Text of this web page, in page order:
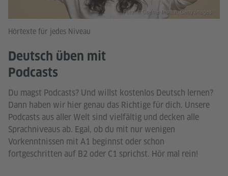
Hörtexte für jedes Niveau
Deutsch üben mit
Podcasts
Du magst Podcasts? Und willst kostenlos Deutsch lernen?
Dann haben wir hier genau das Richtige für dich. Unsere
Podcasts aus aller Welt sind vielfältig und decken alle
Sprachniveaus ab. Egal, ob du mit nur wenigen
Vorkenntnissen mit A1 beginnst oder schon
fortgeschritten auf B2 oder C1 sprichst. Hör mal rein!
Foto: © Goethe-Institut, Getty Images